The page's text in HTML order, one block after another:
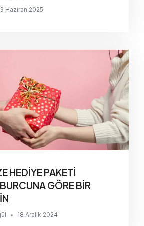
Haziran 2025
HEDİYE PAKETİ
GÖRE BİR
• 18 Aralık 2024